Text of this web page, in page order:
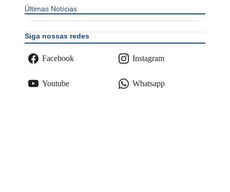
Últimas Notícias
Siga nossas redes
Facebook Instagram
Youtube Whatsapp